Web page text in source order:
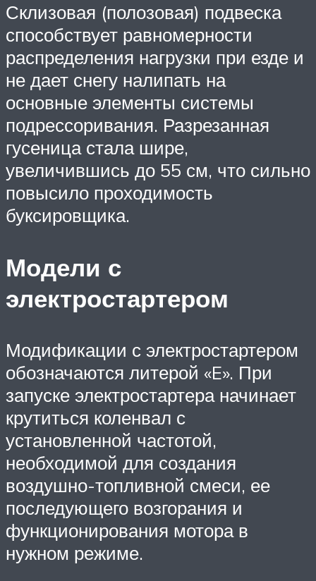
Склизовая (полозовая) подвеска
способствует равномерности
распределения нагрузки при езде и
не дает снегу налипать на
основные элементы системы
подрессоривания. Разрезанная
гусеница стала шире,
увеличившись до 55 см, что сильно
повысило проходимость
буксировщика.
Модели с
электростартером
Модификации с электростартером
обозначаются литерой «E». При
запуске электростартера начинает
крутиться коленвал с
установленной частотой,
необходимой для создания
воздушно-топливной смеси, ее
последующего возгорания и
функционирования мотора в
нужном режиме.